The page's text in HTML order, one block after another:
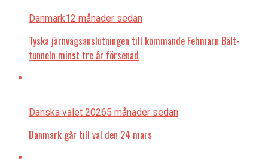
Danmark12 månader sedan
Tyska järnvägsanslutningen till kommande Fehmarn Bält-
tunneln minst tre år försenad
Danska valet 20265 månader sedan
Danmark går till val den 24 mars